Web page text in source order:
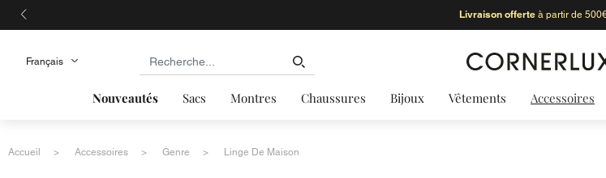
Livraison offerteà partir de
Nouveautés Sacs Montres Chaussures Bijoux Vêtements Accessoires
Accueil Accessoires Genre Linge De Maison